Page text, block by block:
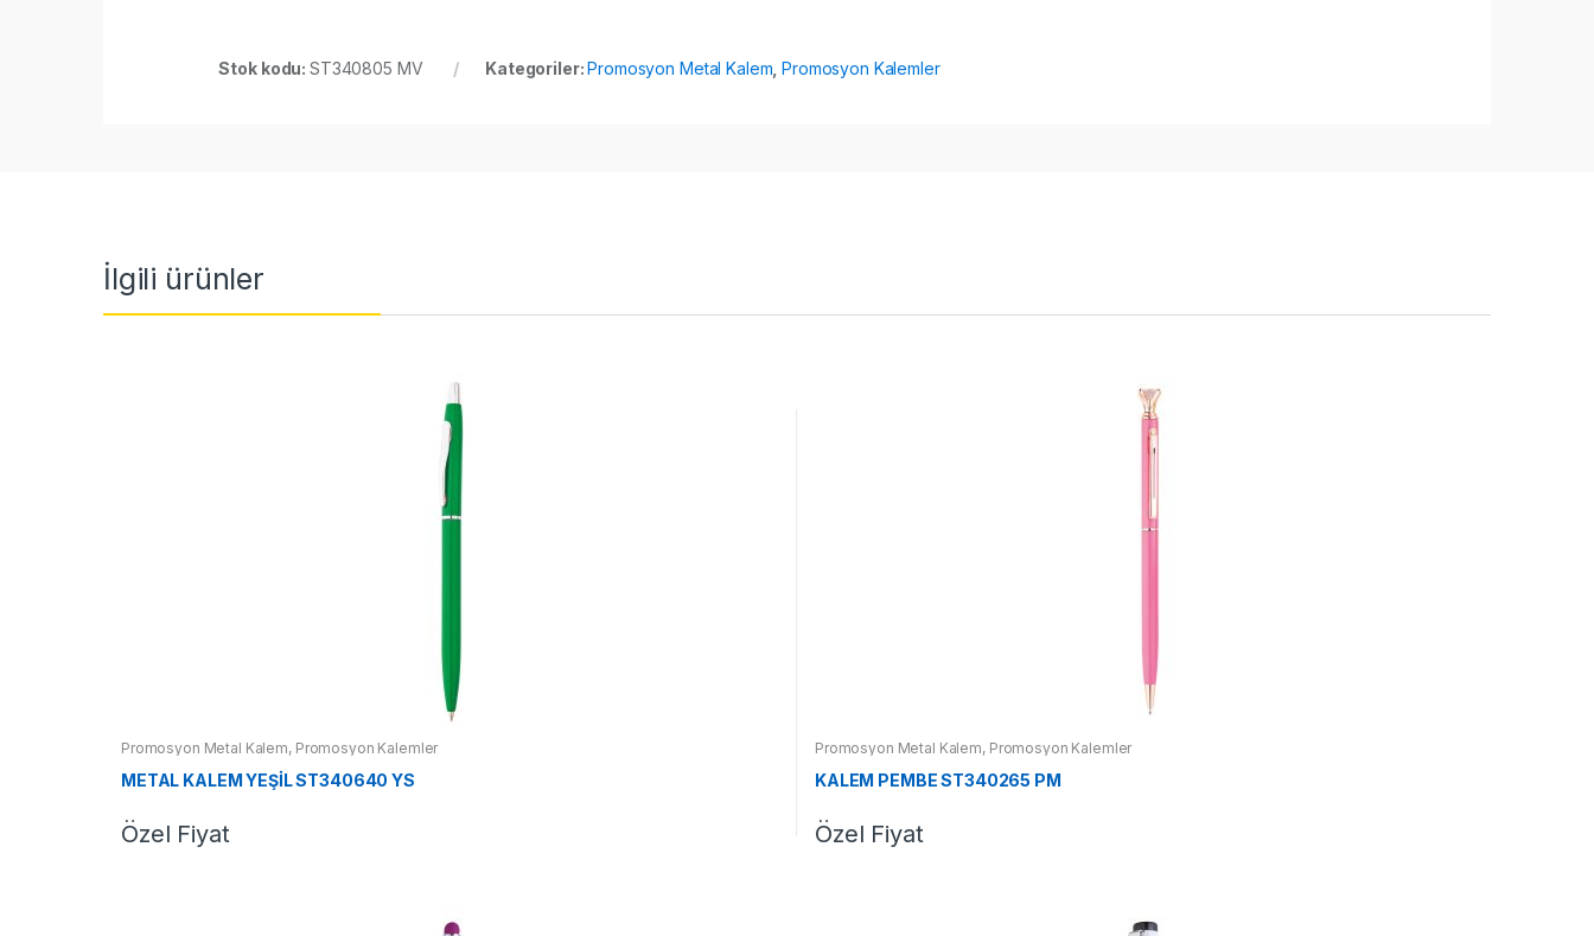
Stok kodu: ST340805 MV Kategoriler:Promosyon Metal Kalem ,Promosyon Kalemler
İlgili ürünler
Promosyon Metal Kalem, Promosyon Kalemler
METAL KALEM YEŞİL ST340640 YS
Özel Fiyat
Promosyon Metal Kalem, Promosyon Kalemler
KALEM PEMBE ST340265 PM
Özel Fiyat